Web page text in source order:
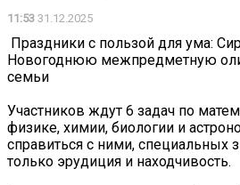
11:53 31.12.2025
Праздники с пользой для ума:
Новогоднюю межпредметную
семьи
Участников ждут 6 задач по
физике, химии, биологии и
справиться с ними, специальных
только эрудиция и находчивость.